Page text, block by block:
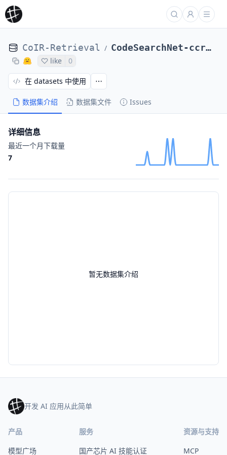
CoIR-Retrieval / CodeSearchNet-ccr-ruby-qrels
like 0
数据集介绍 数据集文件 Issues
在 datasets 中使用
暂无数据集介绍
详细信息
最近一个月下载量
7
开发 AI 应用从此简单
产品
模型广场
服务
国产芯片 AI 技能认证
资源与支持
MCP